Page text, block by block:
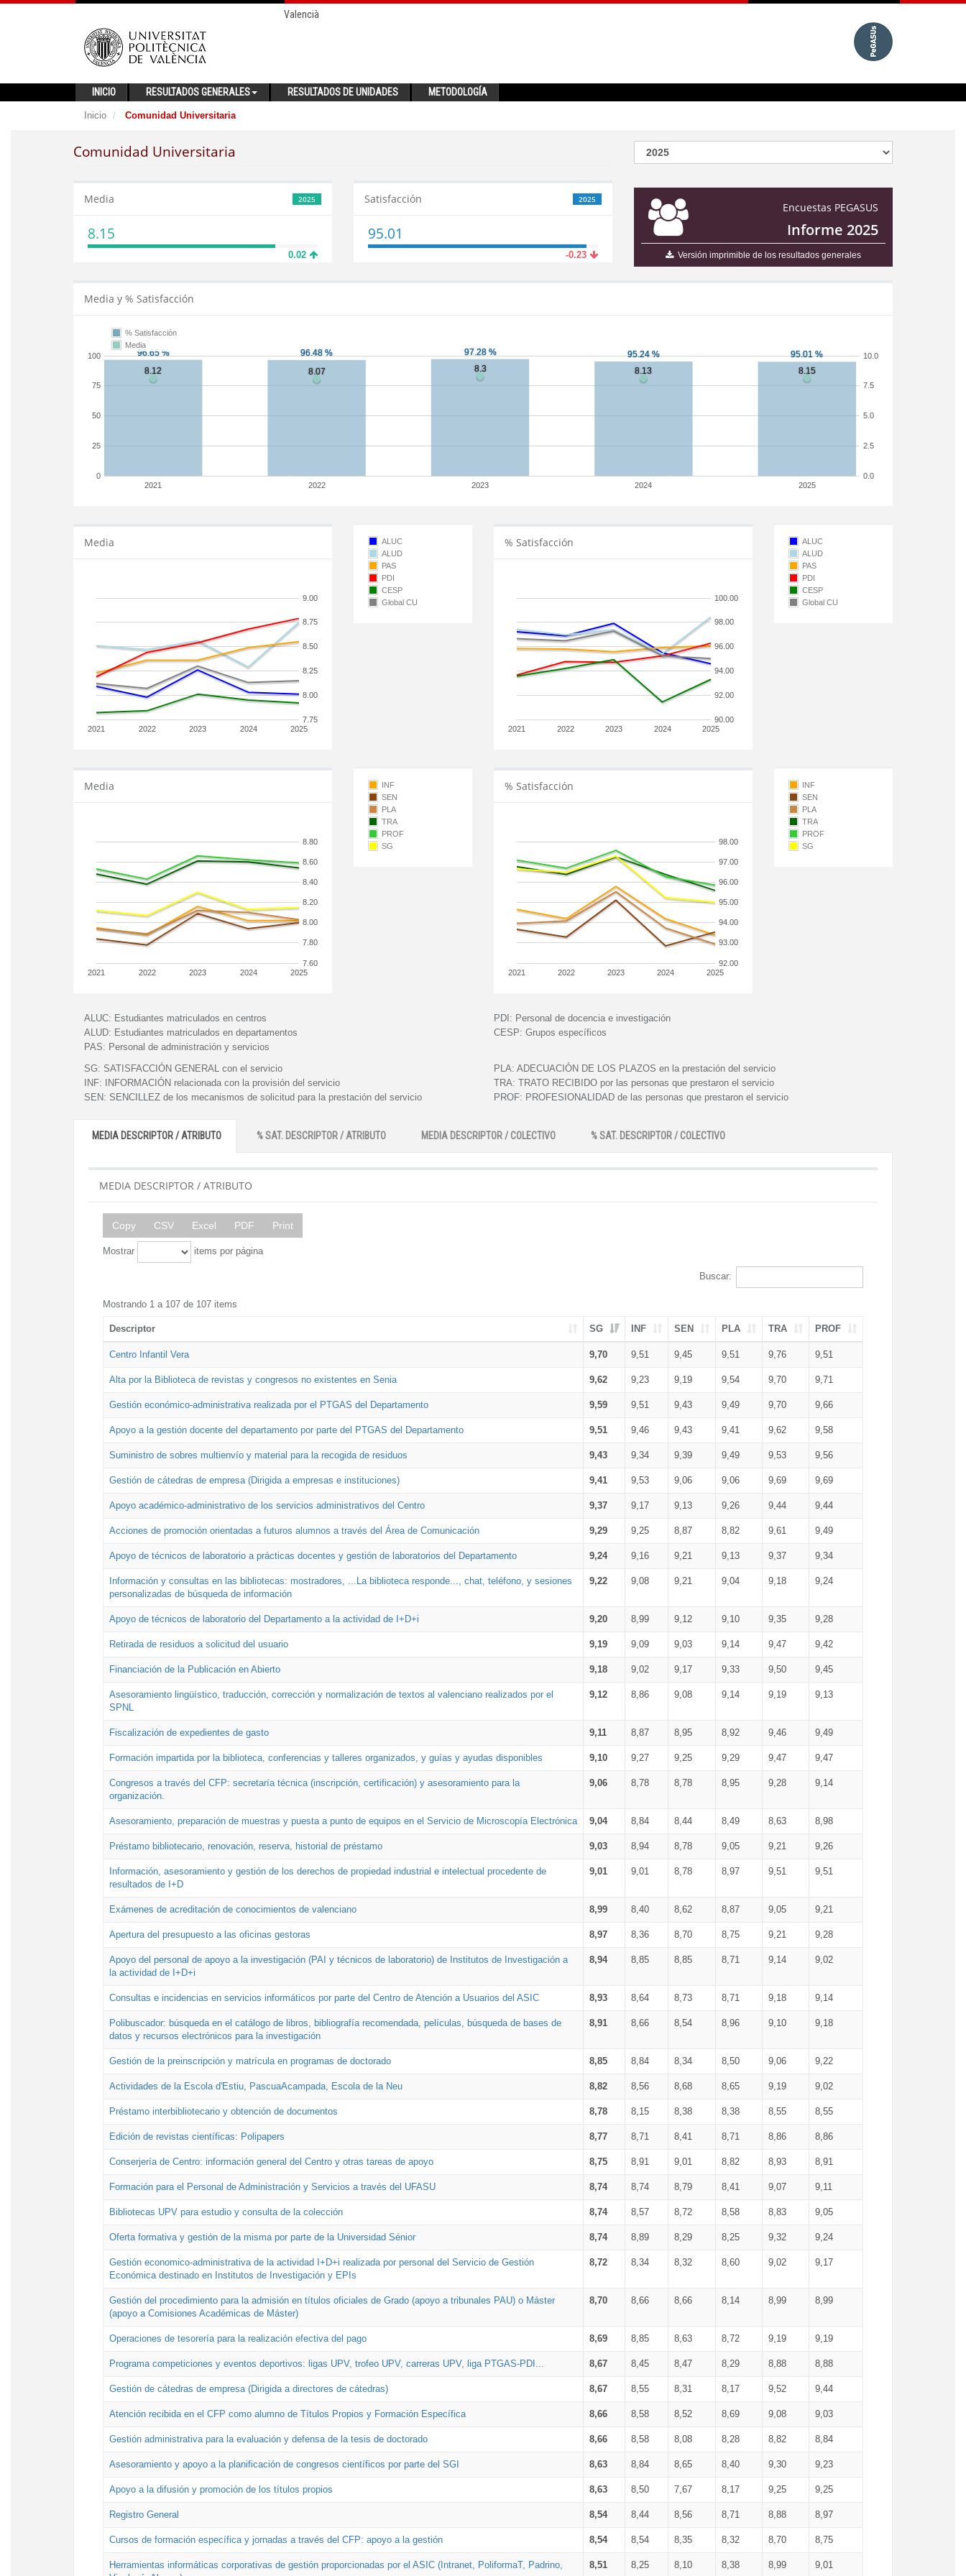
Valencià
INICIO RESULTADOS GENERALES RESULTADOS DE UNIDADES METODOLOGÍA
Inicio Comunidad Universitaria
Comunidad Universitaria
Encuestas PEGASUS
Informe 2025
Versión imprimible de los resultados generales
2025
Media
8.15
0.02
2025
Satisfacción
95.01
-0.23
Media y % Satisfacción
2021 2022 2023 2024 2025
0
25
50
75
100
0.0
2.5
5.0
7.5
10.0
% Satisfacción
Media
Media
2021 2022 2023 2024 2025
7.75
8.00
8.25
8.50
8.75
9.00
ALUC
ALUD
PAS
PDI
CESP
Global CU
% Satisfacción
2021 2022 2023 2024 2025
90.00
92.00
94.00
96.00
98.00
100.00
ALUC
ALUD
PAS
PDI
CESP
Global CU
Media
2021 2022 2023 2024 2025
7.60
7.80
8.00
8.20
8.40
8.60
8.80
INF
SEN
PLA
TRA
PROF
SG
% Satisfacción
2021 2022 2023 2024 2025
92.00
93.00
94.00
95.00
96.00
97.00
98.00
INF
SEN
PLA
TRA
PROF
SG
ALUC: Estudiantes matriculados en centros
ALUD: Estudiantes matriculados en departamentos
PAS: Personal de administración y servicios
PDI: Personal de docencia e investigación
CESP: Grupos específicos
SG: SATISFACCIÓN GENERAL con el servicio
INF:
INFORMACIÓN relacionada con la provisión del servicio
SEN: SENCILLEZ de los mecanismos de solicitud para la prestación del servicio
PLA: ADECUACIÓN DE LOS PLAZOS en la prestación del servicio
TRA: TRATO RECIBIDO por las personas que prestaron el servicio
PROF: PROFESIONALIDAD de las personas que prestaron el servicio
MEDIA DESCRIPTOR / ATRIBUTO % SAT. DESCRIPTOR / ATRIBUTO MEDIA DESCRIPTOR / COLECTIVO % SAT. DESCRIPTOR / COLECTIVO
MEDIA DESCRIPTOR / ATRIBUTO
Copy CSV Excel PDF Print
Mostrar items por página
Buscar:
Mostrando 1 a 107 de 107 items
Descriptor SG INF SEN PLA TRA PROF
Centro Infantil Vera 9,70 9,51 9,45 9,51 9,76 9,51
Alta por la Biblioteca de revistas y congresos no existentes en Senia 9,62 9,23 9,19 9,54 9,70 9,71
Gestión económico-administrativa realizada por el PTGAS del Departamento 9,59 9,51 9,43 9,49 9,70 9,66
Apoyo a la gestión docente del departamento por parte del PTGAS del Departamento 9,51 9,46 9,43 9,41 9,62 9,58
Suministro de sobres multienvío y material para la recogida de residuos 9,43 9,34 9,39 9,49 9,53 9,56
Gestión de cátedras de empresa (Dirigida a empresas e instituciones) 9,41 9,53 9,06 9,06 9,69 9,69
Apoyo académico-administrativo de los servicios administrativos del Centro 9,37 9,17 9,13 9,26 9,44 9,44
Acciones de promoción orientadas a futuros alumnos a través del Área de Comunicación 9,29 9,25 8,87 8,82 9,61 9,49
Apoyo de técnicos de laboratorio a prácticas docentes y gestión de laboratorios del Departamento 9,24 9,16 9,21 9,13 9,37 9,34
Información y consultas en las bibliotecas: mostradores, ...La biblioteca responde..., chat, teléfono, y sesiones
personalizadas de búsqueda de información
9,22 9,08 9,21 9,04 9,18 9,24
Apoyo de técnicos de laboratorio del Departamento a la actividad de I+D+i 9,20 8,99 9,12 9,10 9,35 9,28
Retirada de residuos a solicitud del usuario 9,19 9,09 9,03 9,14 9,47 9,42
Financiación de la Publicación en Abierto 9,18 9,02 9,17 9,33 9,50 9,45
Asesoramiento lingüístico, traducción, corrección y normalización de textos al valenciano realizados por el
SPNL
9,12 8,86 9,08 9,14 9,19 9,13
Fiscalización de expedientes de gasto 9,11 8,87 8,95 8,92 9,46 9,49
Formación impartida por la biblioteca, conferencias y talleres organizados, y guías y ayudas disponibles 9,10 9,27 9,25 9,29 9,47 9,47
Congresos a través del CFP: secretaría técnica (inscripción, certificación) y asesoramiento para la
organización.
9,06 8,78 8,78 8,95 9,28 9,14
Asesoramiento, preparación de muestras y puesta a punto de equipos en el Servicio de Microscopía Electrónica 9,04 8,84 8,44 8,49 8,63 8,98
Préstamo bibliotecario, renovación, reserva, historial de préstamo 9,03 8,94 8,78 9,05 9,21 9,26
Información, asesoramiento y gestión de los derechos de propiedad industrial e intelectual procedente de
resultados de I+D
9,01 9,01 8,78 8,97 9,51 9,51
Exámenes de acreditación de conocimientos de valenciano 8,99 8,40 8,62 8,87 9,05 9,21
Apertura del presupuesto a las oficinas gestoras 8,97 8,36 8,70 8,75 9,21 9,28
Apoyo del personal de apoyo a la investigación (PAI y técnicos de laboratorio) de Institutos de Investigación a
la actividad de I+D+i
8,94 8,85 8,85 8,71 9,14 9,02
Consultas e incidencias en servicios informáticos por parte del Centro de Atención a Usuarios del ASIC 8,93 8,64 8,73 8,71 9,18 9,14
Polibuscador: búsqueda en el catálogo de libros, bibliografía recomendada, películas, búsqueda de bases de
datos y recursos electrónicos para la investigación
8,91 8,66 8,54 8,96 9,10 9,18
Gestión de la preinscripción y matrícula en programas de doctorado 8,85 8,84 8,34 8,50 9,06 9,22
Actividades de la Escola d'Estiu, PascuaAcampada, Escola de la Neu 8,82 8,56 8,68 8,65 9,19 9,02
Préstamo interbibliotecario y obtención de documentos 8,78 8,15 8,38 8,38 8,55 8,55
Edición de revistas científicas: Polipapers 8,77 8,71 8,41 8,71 8,86 8,86
Conserjería de Centro: información general del Centro y otras tareas de apoyo 8,75 8,91 9,01 8,82 8,93 8,91
Formación para el Personal de Administración y Servicios a través del UFASU 8,74 8,74 8,79 8,41 9,07 9,11
Bibliotecas UPV para estudio y consulta de la colección 8,74 8,57 8,72 8,58 8,83 9,05
Oferta formativa y gestión de la misma por parte de la Universidad Sénior 8,74 8,89 8,29 8,25 9,32 9,24
Gestión economico-administrativa de la actividad I+D+i realizada por personal del Servicio de Gestión
Económica destinado en Institutos de Investigación y EPIs
8,72 8,34 8,32 8,60 9,02 9,17
Gestión del procedimiento para la admisión en títulos oficiales de Grado (apoyo a tribunales PAU) o Máster
(apoyo a Comisiones Académicas de Máster)
8,70 8,66 8,66 8,14 8,99 8,99
Operaciones de tesorería para la realización efectiva del pago 8,69 8,85 8,63 8,72 9,19 9,19
Programa competiciones y eventos deportivos: ligas UPV, trofeo UPV, carreras UPV, liga PTGAS-PDI... 8,67 8,45 8,47 8,29 8,88 8,88
Gestión de cátedras de empresa (Dirigida a directores de cátedras) 8,67 8,55 8,31 8,17 9,52 9,44
Atención recibida en el CFP como alumno de Títulos Propios y Formación Específica 8,66 8,58 8,52 8,69 9,08 9,03
Gestión administrativa para la evaluación y defensa de la tesis de doctorado 8,66 8,58 8,08 8,28 8,82 8,84
Asesoramiento y apoyo a la planificación de congresos científicos por parte del SGI 8,63 8,84 8,65 8,40 9,30 9,23
Apoyo a la difusión y promoción de los títulos propios 8,63 8,50 7,67 8,17 9,25 9,25
Registro General 8,54 8,44 8,56 8,71 8,88 8,97
Cursos de formación específica y jornadas a través del CFP: apoyo a la gestión 8,54 8,54 8,35 8,32 8,70 8,75
Herramientas informáticas corporativas de gestión proporcionadas por el ASIC (Intranet, PoliformaT, Padrino,
8,51 8,25 8,10 8,38 8,99 9,01